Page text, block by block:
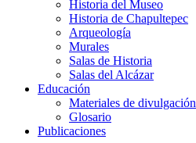
Historia del Museo
Historia de Chapultepec
Arqueología
Murales
Salas de Historia
Salas del Alcázar
Educación
Materiales de divulgación
Glosario
Publicaciones